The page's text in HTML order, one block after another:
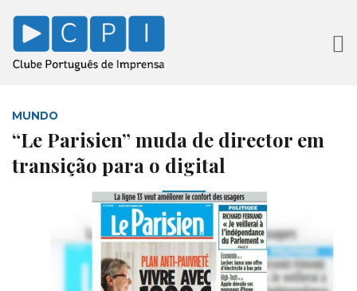
MUNDO
“Le Parisien” muda de director em
transição para o digital